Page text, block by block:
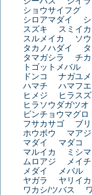
ショウサイフグ
シロアマダイ
スズキ
スミイカ
スルメイカ
ソ
タカノハダイ
タマガシラ
チ
トゴットメバル
ドンコ
ナガユ
ハマチ
ハマフ
ヒメジ
ヒラス
ヒラソウダガツオ
ビンチョウマグロ
フサカサゴ
ブリ
ホウボウ
マアジ
マダイ
マダコ
マルイカ
ミシ
ムロアジ
メイ
メダイ
メバル
ヤガラ
ヤリイカ
ワカシ/ツバス